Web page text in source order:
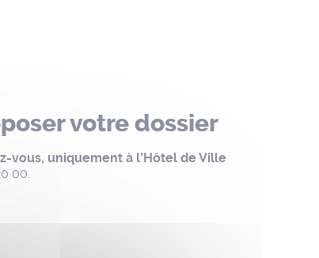
votre dossier
vous, uniquement à l’Hôtel de Ville
00.